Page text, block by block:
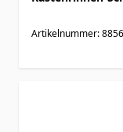
Artikelnummer: